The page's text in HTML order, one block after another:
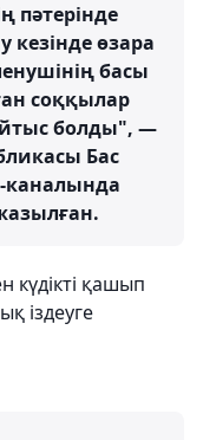
пәтерінде
кезінде өзара
басы
соққылар
болды", —
Бас
каналында
күдікті қашып
іздеуге